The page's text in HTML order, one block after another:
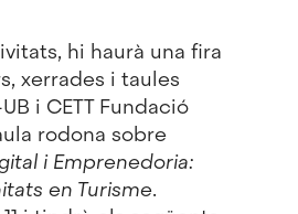
hi haurà una fira
xerrades i taules
i CETT Fundació
rodona sobre
i Emprenedoria:
en Turisme.